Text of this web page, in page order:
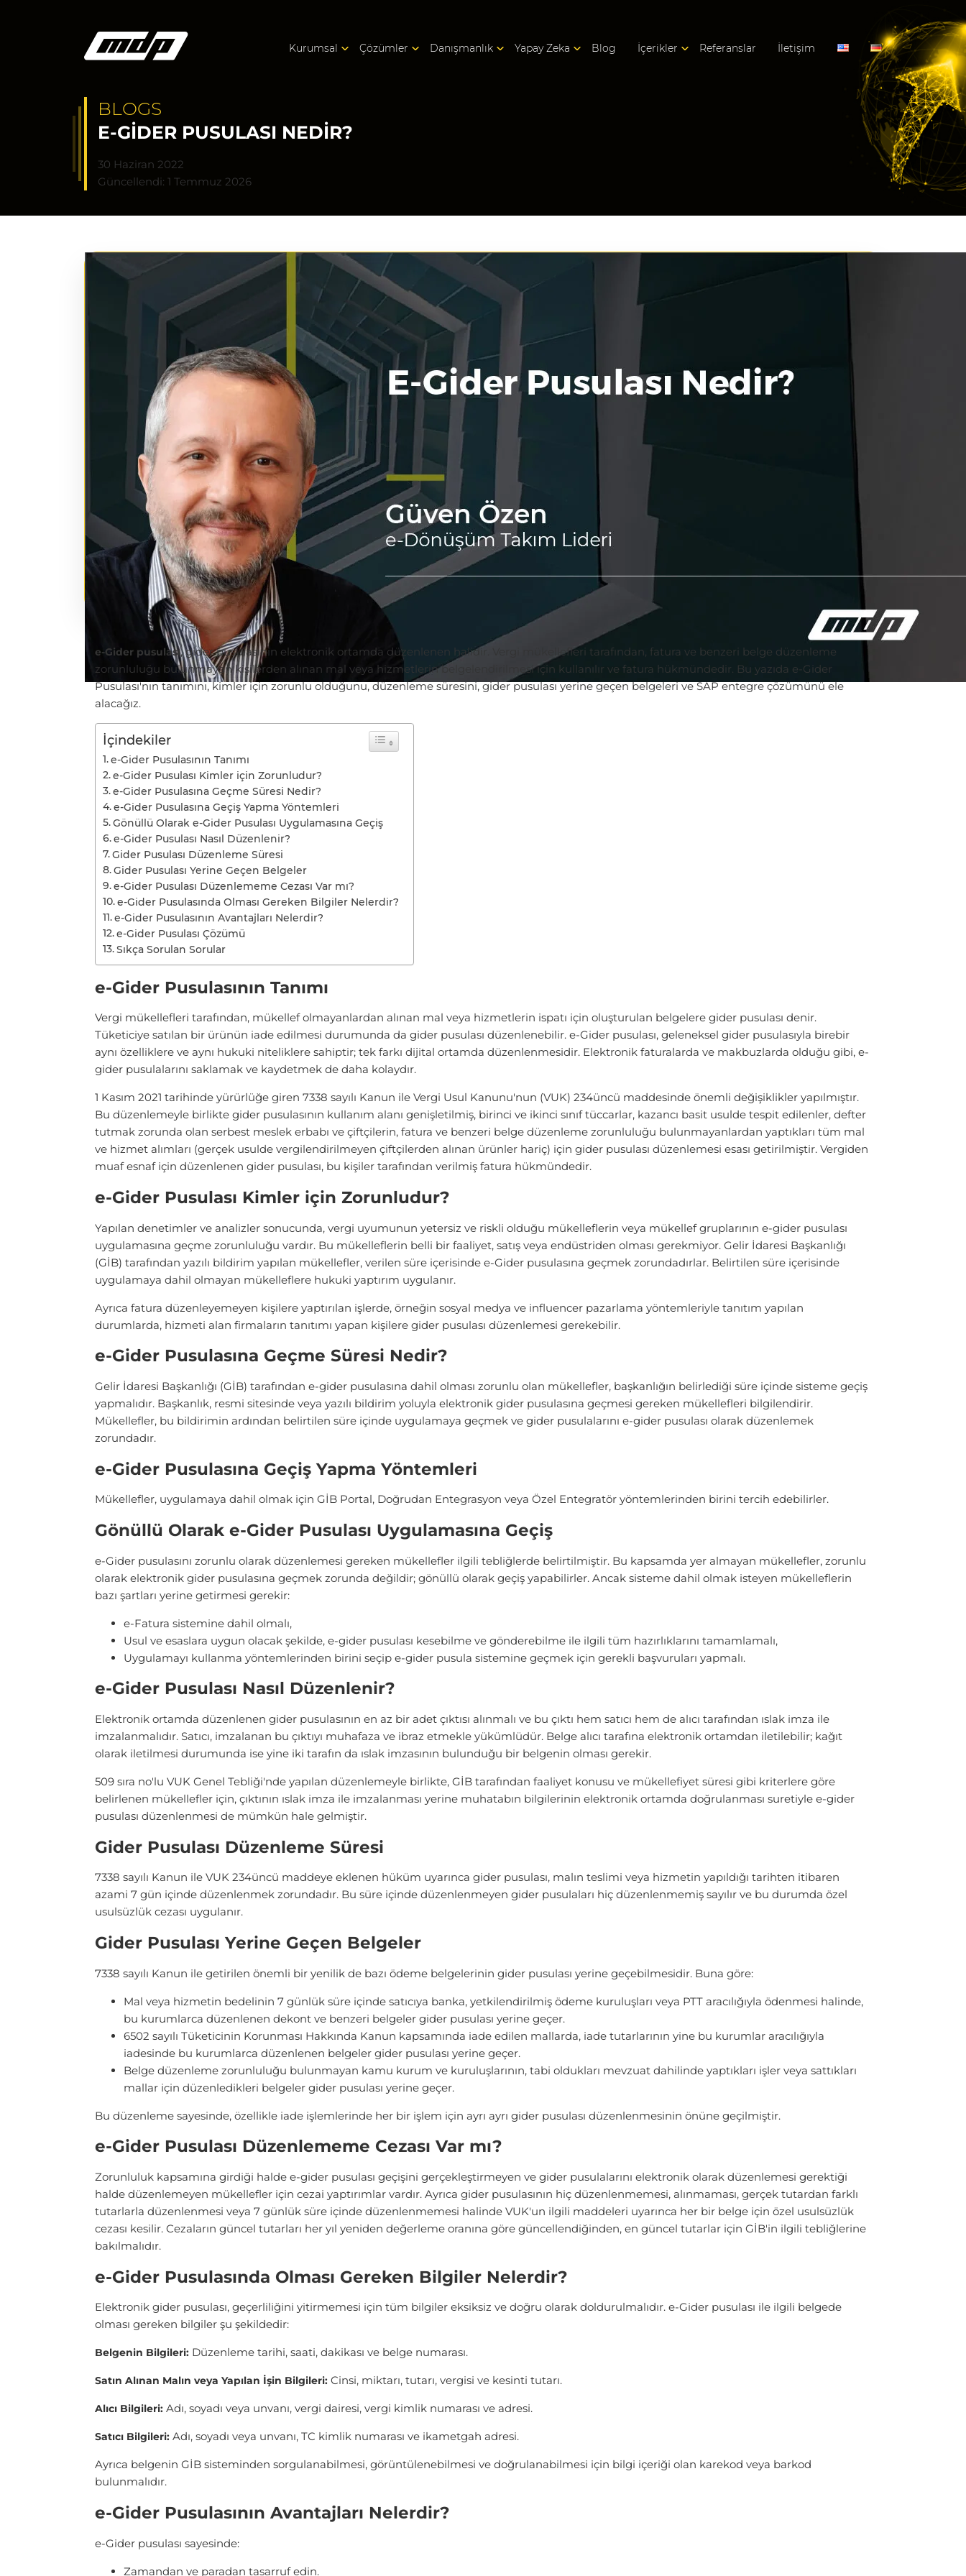
Kurumsal Çözümler Danışmanlık Yapay Zeka Blog İçerikler Referanslar İletişim
BLOGS
E-GIDER PUSULASI NEDIR?
30 Haziran 2022
Güncellendi: 1 Temmuz 2026
e-Gider pusulası, gider pusulasının elektronik ortamda düzenlenen halidir. Vergi mükellefleri tarafından, fatura ve benzeri belge düzenleme
zorunluluğu bulunmayan kişilerden alınan mal veya hizmetlerin belgelendirilmesi için kullanılır ve fatura hükmündedir. Bu yazıda e-Gider
Pusulası'nın tanımını, kimler için zorunlu olduğunu, düzenleme süresini, gider pusulası yerine geçen belgeleri ve SAP entegre çözümünü ele
alacağız.
İçindekiler
e-Gider Pusulasının Tanımı
e-Gider Pusulası Kimler için Zorunludur?
e-Gider Pusulasına Geçme Süresi Nedir?
e-Gider Pusulasına Geçiş Yapma Yöntemleri
Gönüllü Olarak e-Gider Pusulası Uygulamasına Geçiş
e-Gider Pusulası Nasıl Düzenlenir?
Gider Pusulası Düzenleme Süresi
Gider Pusulası Yerine Geçen Belgeler
e-Gider Pusulası Düzenlememe Cezası Var mı?
e-Gider Pusulasında Olması Gereken Bilgiler Nelerdir?
e-Gider Pusulasının Avantajları Nelerdir?
e-Gider Pusulası Çözümü
Sıkça Sorulan Sorular
e-Gider Pusulasının Tanımı
Vergi mükellefleri tarafından, mükellef olmayanlardan alınan mal veya hizmetlerin ispatı için oluşturulan belgelere gider pusulası denir.
Tüketiciye satılan bir ürünün iade edilmesi durumunda da gider pusulası düzenlenebilir. e-Gider pusulası, geleneksel gider pusulasıyla birebir
aynı özelliklere ve aynı hukuki niteliklere sahiptir; tek farkı dijital ortamda düzenlenmesidir. Elektronik faturalarda ve makbuzlarda olduğu gibi, e-
gider pusulalarını saklamak ve kaydetmek de daha kolaydır.
1 Kasım 2021 tarihinde yürürlüğe giren 7338 sayılı Kanun ile Vergi Usul Kanunu'nun (VUK) 234üncü maddesinde önemli değişiklikler yapılmıştır.
Bu düzenlemeyle birlikte gider pusulasının kullanım alanı genişletilmiş, birinci ve ikinci sınıf tüccarlar, kazancı basit usulde tespit edilenler, defter
tutmak zorunda olan serbest meslek erbabı ve çiftçilerin, fatura ve benzeri belge düzenleme zorunluluğu bulunmayanlardan yaptıkları tüm mal
ve hizmet alımları (gerçek usulde vergilendirilmeyen çiftçilerden alınan ürünler hariç) için gider pusulası düzenlemesi esası getirilmiştir. Vergiden
muaf esnaf için düzenlenen gider pusulası, bu kişiler tarafından verilmiş fatura hükmündedir.
e-Gider Pusulası Kimler için Zorunludur?
Yapılan denetimler ve analizler sonucunda, vergi uyumunun yetersiz ve riskli olduğu mükelleflerin veya mükellef gruplarının e-gider pusulası
uygulamasına geçme zorunluluğu vardır. Bu mükelleflerin belli bir faaliyet, satış veya endüstriden olması gerekmiyor. Gelir İdaresi Başkanlığı
(GİB) tarafından yazılı bildirim yapılan mükellefler, verilen süre içerisinde e-Gider pusulasına geçmek zorundadırlar. Belirtilen süre içerisinde
uygulamaya dahil olmayan mükelleflere hukuki yaptırım uygulanır.
Ayrıca fatura düzenleyemeyen kişilere yaptırılan işlerde, örneğin sosyal medya ve influencer pazarlama yöntemleriyle tanıtım yapılan
durumlarda, hizmeti alan firmaların tanıtımı yapan kişilere gider pusulası düzenlemesi gerekebilir.
e-Gider Pusulasına Geçme Süresi Nedir?
Gelir İdaresi Başkanlığı (GİB) tarafından e-gider pusulasına dahil olması zorunlu olan mükellefler, başkanlığın belirlediği süre içinde sisteme geçiş
yapmalıdır. Başkanlık, resmi sitesinde veya yazılı bildirim yoluyla elektronik gider pusulasına geçmesi gereken mükellefleri bilgilendirir.
Mükellefler, bu bildirimin ardından belirtilen süre içinde uygulamaya geçmek ve gider pusulalarını e-gider pusulası olarak düzenlemek
zorundadır.
e-Gider Pusulasına Geçiş Yapma Yöntemleri
Mükellefler, uygulamaya dahil olmak için GİB Portal, Doğrudan Entegrasyon veya Özel Entegratör yöntemlerinden birini tercih edebilirler.
Gönüllü Olarak e-Gider Pusulası Uygulamasına Geçiş
e-Gider pusulasını zorunlu olarak düzenlemesi gereken mükellefler ilgili tebliğlerde belirtilmiştir. Bu kapsamda yer almayan mükellefler, zorunlu
olarak elektronik gider pusulasına geçmek zorunda değildir; gönüllü olarak geçiş yapabilirler. Ancak sisteme dahil olmak isteyen mükelleflerin
bazı şartları yerine getirmesi gerekir:
e-Fatura sistemine dahil olmalı,
Usul ve esaslara uygun olacak şekilde, e-gider pusulası kesebilme ve gönderebilme ile ilgili tüm hazırlıklarını tamamlamalı,
Uygulamayı kullanma yöntemlerinden birini seçip e-gider pusula sistemine geçmek için gerekli başvuruları yapmalı.
e-Gider Pusulası Nasıl Düzenlenir?
Elektronik ortamda düzenlenen gider pusulasının en az bir adet çıktısı alınmalı ve bu çıktı hem satıcı hem de alıcı tarafından ıslak imza ile
imzalanmalıdır. Satıcı, imzalanan bu çıktıyı muhafaza ve ibraz etmekle yükümlüdür. Belge alıcı tarafına elektronik ortamdan iletilebilir; kağıt
olarak iletilmesi durumunda ise yine iki tarafın da ıslak imzasının bulunduğu bir belgenin olması gerekir.
509 sıra no'lu VUK Genel Tebliği'nde yapılan düzenlemeyle birlikte, GİB tarafından faaliyet konusu ve mükellefiyet süresi gibi kriterlere göre
belirlenen mükellefler için, çıktının ıslak imza ile imzalanması yerine muhatabın bilgilerinin elektronik ortamda doğrulanması suretiyle e-gider
pusulası düzenlenmesi de mümkün hale gelmiştir.
Gider Pusulası Düzenleme Süresi
7338 sayılı Kanun ile VUK 234üncü maddeye eklenen hüküm uyarınca gider pusulası, malın teslimi veya hizmetin yapıldığı tarihten itibaren
azami 7 gün içinde düzenlenmek zorundadır. Bu süre içinde düzenlenmeyen gider pusulaları hiç düzenlenmemiş sayılır ve bu durumda özel
usulsüzlük cezası uygulanır.
Gider Pusulası Yerine Geçen Belgeler
7338 sayılı Kanun ile getirilen önemli bir yenilik de bazı ödeme belgelerinin gider pusulası yerine geçebilmesidir. Buna göre:
Mal veya hizmetin bedelinin 7 günlük süre içinde satıcıya banka, yetkilendirilmiş ödeme kuruluşları veya PTT aracılığıyla ödenmesi halinde,
bu kurumlarca düzenlenen dekont ve benzeri belgeler gider pusulası yerine geçer.
6502 sayılı Tüketicinin Korunması Hakkında Kanun kapsamında iade edilen mallarda, iade tutarlarının yine bu kurumlar aracılığıyla
iadesinde bu kurumlarca düzenlenen belgeler gider pusulası yerine geçer.
Belge düzenleme zorunluluğu bulunmayan kamu kurum ve kuruluşlarının, tabi oldukları mevzuat dahilinde yaptıkları işler veya sattıkları
mallar için düzenledikleri belgeler gider pusulası yerine geçer.
Bu düzenleme sayesinde, özellikle iade işlemlerinde her bir işlem için ayrı ayrı gider pusulası düzenlenmesinin önüne geçilmiştir.
e-Gider Pusulası Düzenlememe Cezası Var mı?
Zorunluluk kapsamına girdiği halde e-gider pusulası geçişini gerçekleştirmeyen ve gider pusulalarını elektronik olarak düzenlemesi gerektiği
halde düzenlemeyen mükellefler için cezai yaptırımlar vardır. Ayrıca gider pusulasının hiç düzenlenmemesi, alınmaması, gerçek tutardan farklı
tutarlarla düzenlenmesi veya 7 günlük süre içinde düzenlenmemesi halinde VUK'un ilgili maddeleri uyarınca her bir belge için özel usulsüzlük
cezası kesilir. Cezaların güncel tutarları her yıl yeniden değerleme oranına göre güncellendiğinden, en güncel tutarlar için GİB'in ilgili tebliğlerine
bakılmalıdır.
e-Gider Pusulasında Olması Gereken Bilgiler Nelerdir?
Elektronik gider pusulası, geçerliliğini yitirmemesi için tüm bilgiler eksiksiz ve doğru olarak doldurulmalıdır. e-Gider pusulası ile ilgili belgede
olması gereken bilgiler şu şekildedir:
Belgenin Bilgileri: Düzenleme tarihi, saati, dakikası ve belge numarası.
Satın Alınan Malın veya Yapılan İşin Bilgileri: Cinsi, miktarı, tutarı, vergisi ve kesinti tutarı.
Alıcı Bilgileri: Adı, soyadı veya unvanı, vergi dairesi, vergi kimlik numarası ve adresi.
Satıcı Bilgileri: Adı, soyadı veya unvanı, TC kimlik numarası ve ikametgah adresi.
Ayrıca belgenin GİB sisteminden sorgulanabilmesi, görüntülenebilmesi ve doğrulanabilmesi için bilgi içeriği olan karekod veya barkod
bulunmalıdır.
e-Gider Pusulasının Avantajları Nelerdir?
e-Gider pusulası sayesinde:
Zamandan ve paradan tasarruf edin.